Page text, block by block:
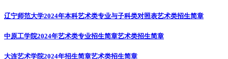
辽宁师范大学2024年本科艺术类专业与子科类对照表艺术类招生简章
中原工学院2024年艺术类专业招生简章艺术类招生简章
大连艺术学院2024年招生简章艺术类招生简章